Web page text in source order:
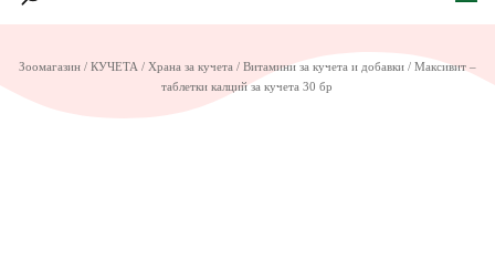
Зоомагазин/ КУЧЕТА / Храна за кучета / Витамини за кучета и добавки/ Максивит –
таблетки калций за кучета 30 бр